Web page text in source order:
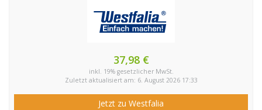
37,98 €
inkl. 19% gesetzlicher MwSt.
Zuletzt aktualisiert am: 6. August 2026 17:33
Jetzt zu Westfalia